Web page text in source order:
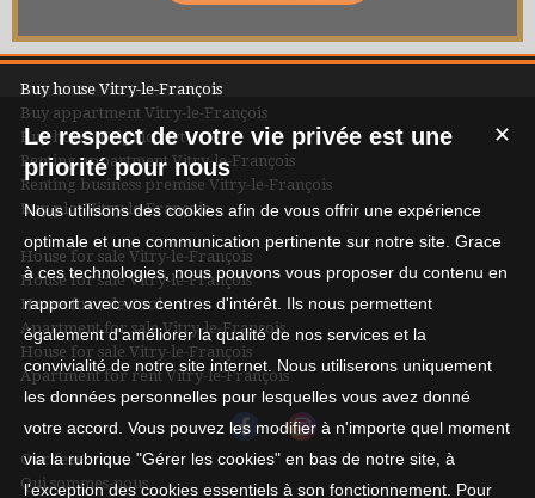
Buy house Vitry-le-François
Buy appartment Vitry-le-François
Buy house Frignicourt
Renting appartment Vitry-le-François
Renting business premise Vitry-le-François
Buy plot Vitry-le-François
House for sale Vitry-le-François
House for sale Vitry-le-François
House for sale Coole
Apartment for sale Vitry-le-François
House for sale Vitry-le-François
Apartment for rent Vitry-le-François
Our fees
Qui sommes-nous
✕
Le respect de votre vie privée est une
priorité pour nous
Nous utilisons des cookies afin de vous offrir une expérience
optimale et une communication pertinente sur notre site. Grace
à ces technologies, nous pouvons vous proposer du contenu en
rapport avec vos centres d'intérêt. Ils nous permettent
également d'améliorer la qualité de nos services et la
convivialité de notre site internet. Nous utiliserons uniquement
les données personnelles pour lesquelles vous avez donné
votre accord. Vous pouvez les modifier à n'importe quel moment
via la rubrique "Gérer les cookies" en bas de notre site, à
l'exception des cookies essentiels à son fonctionnement. Pour